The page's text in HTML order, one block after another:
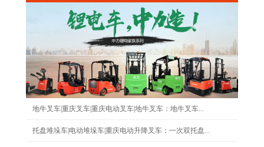
地牛叉车|重庆叉车|重庆电动叉车|地牛叉车：地牛叉车...
托盘堆垛车|电动堆垛车|重庆电动升降叉车：一次双托盘...